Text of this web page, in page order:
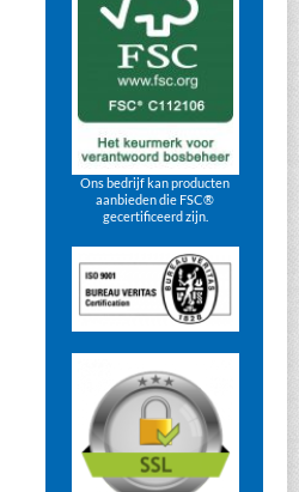
Ons bedrijf kan producten
aanbieden die FSC®
gecertificeerd zijn.